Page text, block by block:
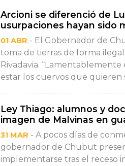
Arcioni se diferenció de
usurpaciones hayan sido
01 ABR - El Gobernador de
toma de tierras de forma
Rivadavia.
estar los cuervos que quieren
Ley Thiago: alumnos y
imagen de Malvinas en
31 MAR - A pocos días de
gobernador de Chubut
implementarse tras el receso